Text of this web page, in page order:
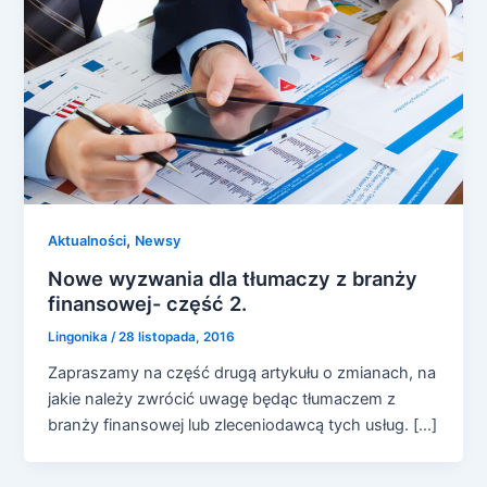
Aktualności, Newsy
Nowe wyzwania dla tłumaczy z branży
finansowej- część 2.
Lingonika/28 listopada, 2016
Zapraszamy na część drugą artykułu o zmianach, na
jakie należy zwrócić uwagę będąc tłumaczem z
branży finansowej lub zleceniodawcą tych usług. […]